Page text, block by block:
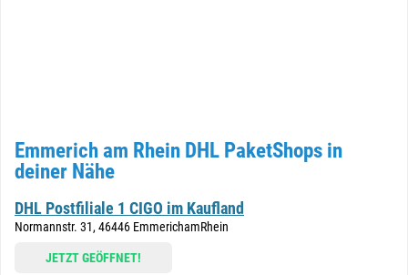
Emmerich am Rhein DHL PaketShops in
deiner Nähe
DHL Postfiliale 1 CIGO im Kaufland
Normannstr. 31, 46446 EmmerichamRhein
JETZT GEÖFFNET!